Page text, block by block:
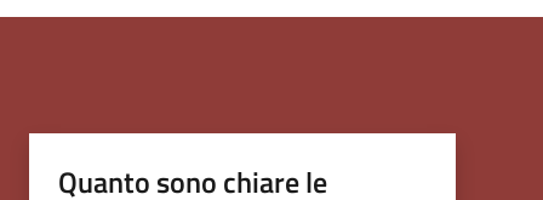
Quanto sono chiare le